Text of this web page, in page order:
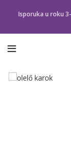
Isporuka u roku 3-